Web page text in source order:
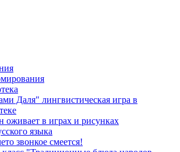
Даля" лингвистическая игра в
в играх и рисунках
языка
звонкое смеется!